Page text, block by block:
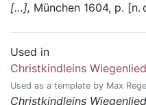
[…], München 1604, p. [n.
Used in
Christkindleins
Used as a template by Max
Christkindleins Wiegenlied